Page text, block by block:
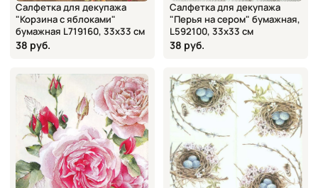
Салфетка для декупажа
"Корзина с яблоками"
бумажная L719160, 33х33 см
38 руб.
Салфетка для декупажа
"Перья на сером" бумажная,
L592100, 33х33 см
38 руб.